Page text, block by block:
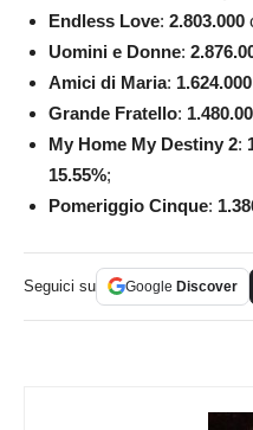
Endless Love: 2.803.000
Uomini e Donne:
Amici di Maria: 1.624.000
Grande Fratello:
My Home My Destiny 2:
15.55%;
Pomeriggio Cinque:
Seguici su Google Discover